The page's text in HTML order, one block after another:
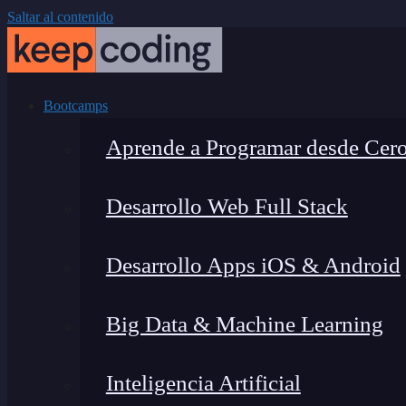
Saltar al contenido
Bootcamps
Aprende a Programar desde
Desarrollo Web Full Stack
Desarrollo Apps iOS & Android
Big Data & Machine Learning
Inteligencia Artificial